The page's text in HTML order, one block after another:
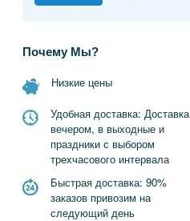
Почему Мы?
Низкие цены
Удобная доставка: Доставка
вечером, в выходные и
праздники с выбором
трехчасового интервала
Быстрая доставка: 90%
заказов привозим на
следующий день